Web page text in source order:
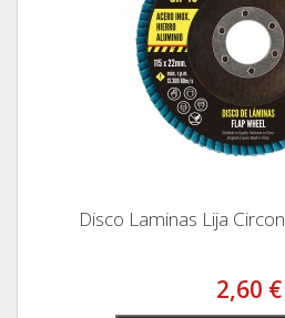
Disco Laminas Lija
2,60 €